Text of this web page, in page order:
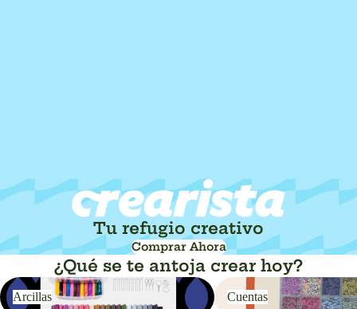
Tu refugio creativo
Comprar Ahora
¿Qué se te antoja crear hoy?
Arcillas
Arcillas
Cuentas
Cuentas